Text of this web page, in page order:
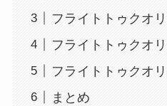
フライトトゥクオ
フライトトゥクオ
フライトトゥクオ
まとめ